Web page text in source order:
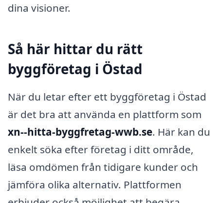
dina visioner.
Så här hittar du rätt
byggföretag i Östad
När du letar efter ett byggföretag i Östad
är det bra att använda en plattform som
xn--hitta-byggfretag-wwb.se. Här kan du
enkelt söka efter företag i ditt område,
läsa omdömen från tidigare kunder och
jämföra olika alternativ. Plattformen